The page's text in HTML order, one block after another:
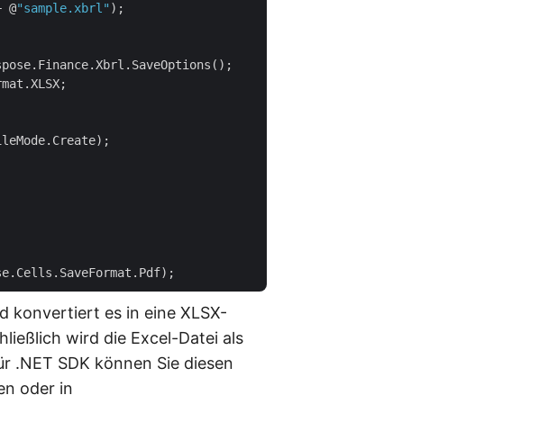
"sample.xbrl" );
konvertiert es in eine XLSX-
wird die Excel-Datei als
SDK können Sie diesen
oder in